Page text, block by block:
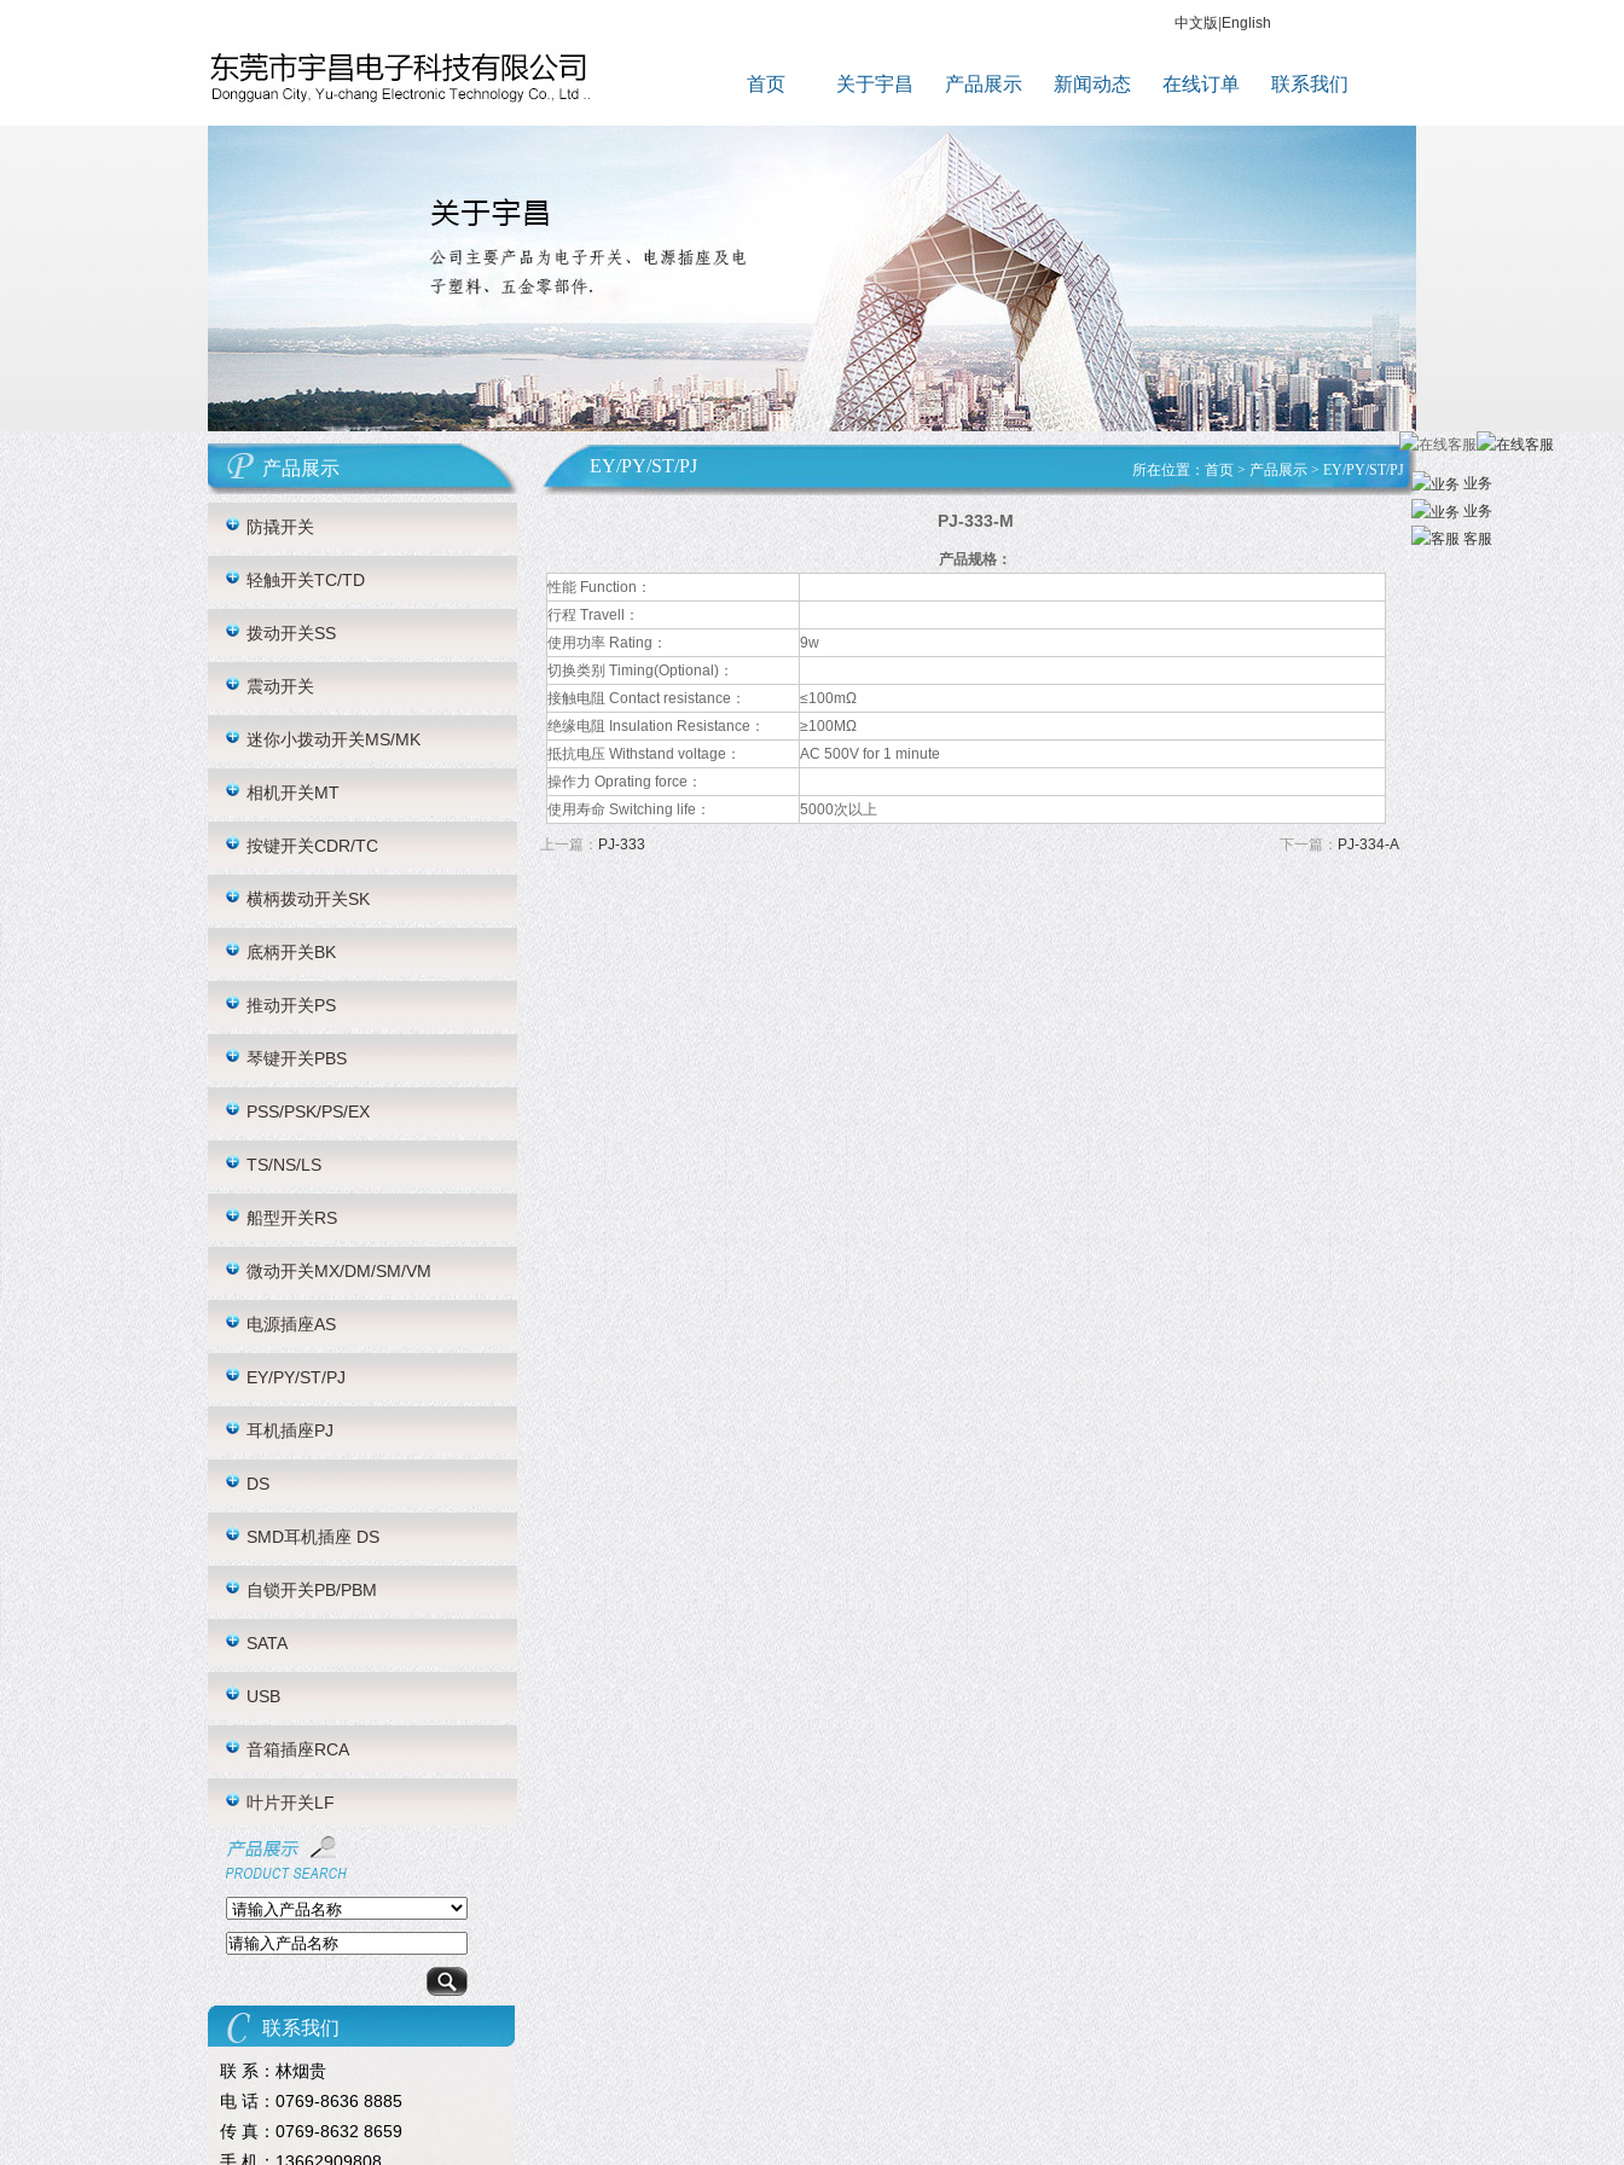
中文版 English
首页 关于宇昌 产品展示 新闻动态 在线订单 联系我们
产品展示
防撬开关
轻触开关TC/TD
拨动开关SS
震动开关
迷你小拨动开关MS/MK
相机开关MT
按键开关CDR/TC
横柄拨动开关SK
底柄开关BK
推动开关PS
琴键开关PBS
PSS/PSK/PS/EX
TS/NS/LS
船型开关RS
微动开关MX/DM/SM/VM
电源插座AS
EY/PY/ST/PJ
耳机插座PJ
DS
SMD耳机插座 DS
自锁开关PB/PBM
SATA
USB
音箱插座RCA
叶片开关LF
联系我们
联 系：林烟贵
电 话：0769-8636 8885
传 真：0769-8632 8659
所在位置： 首页 > 产品展示 > EY/PY/ST/PJ
EY/PY/ST/PJ
PJ-333-M
产品规格：
性能 Function：
行程 Travell：
使用功率 Rating：
9w
切换类别 Timing(Optional)：
接触电阻 Contact resistance：
≤100mΩ
绝缘电阻 Insulation Resistance：
≥100MΩ
抵抗电压 Withstand voltage：
AC 500V for 1 minute
操作力 Oprating force：
使用寿命 Switching life：
5000次以上
上一篇： PJ-333 下一篇： PJ-334-A
业务
业务
客服